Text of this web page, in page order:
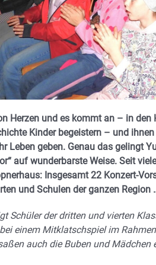
Herzen und es kommt an – in
Kinder begeistern – und
Leben geben. Genau das gelingt
auf wunderbarste Weise. Seit
Insgesamt 22 Konzert-
und Schulen der ganzen Region
Schüler der dritten und vierten
einem Mitklatschspiel im
auch die Buben und